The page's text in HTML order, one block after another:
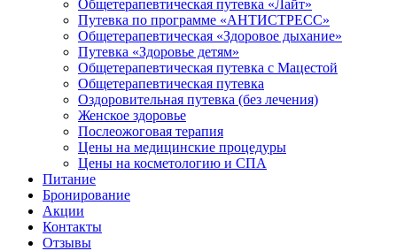
Общетерапевтическая путевка «Лайт»
Путевка по программе «АНТИСТРЕСС»
Общетерапевтическая «Здоровое дыхание»
Путевка «Здоровье детям»
Общетерапевтическая путевка с Мацестой
Общетерапевтическая путевка
Оздоровительная путевка (без лечения)
Женское здоровье
Послеожоговая терапия
Цены на медицинские процедуры
Цены на косметологию и СПА
Питание
Бронирование
Акции
Контакты
Отзывы